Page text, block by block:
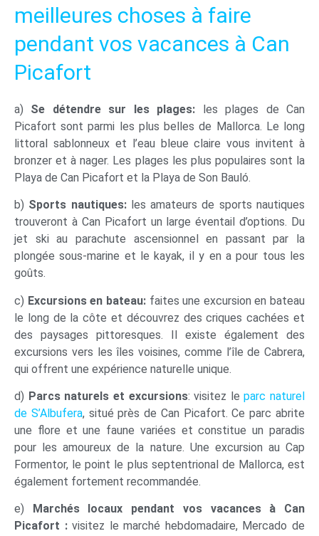
meilleures choses à faire
pendant vos vacances à Can
Picafort
a) Se détendre sur les plages: les plages de Can
Picafort sont parmi les plus belles de Mallorca. Le long
littoral sablonneux et l’eau bleue claire vous invitent à
bronzer et à nager. Les plages les plus populaires sont la
Playa de Can Picafort et la Playa de Son Bauló.
b) Sports nautiques:les amateurs de sports nautiques
trouveront à Can Picafort un large éventail d’options. Du
jet ski au parachute ascensionnel en passant par la
plongée sous-marine et le kayak, il y en a pour tous les
goûts.
c) Excursions en bateau:faites une excursion en bateau
le long de la côte et découvrez des criques cachées et
des paysages pittoresques. Il existe également des
excursions vers les îles voisines, comme l’île de Cabrera,
qui offrent une expérience naturelle unique.
d) Parcs naturels et excursions: visitez leparc naturel
de S’Albufera, situé près de Can Picafort. Ce parc abrite
une flore et une faune variées et constitue un paradis
pour les amoureux de la nature. Une excursion au Cap
Formentor, le point le plus septentrional de Mallorca, est
également fortement recommandée.
e) Marchés locaux pendant vos vacances à Can
Picafort :visitez le marché hebdomadaire, Mercado de